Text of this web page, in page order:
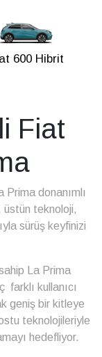
600 Hibrit
Fiat
donanımlı
üstün teknoloji,
sürüş keyfinizi
La Prima
kullanıcı
geniş bir kitleye
teknolojileriyle
hedefliyor.